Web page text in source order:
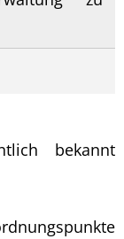
bekannt